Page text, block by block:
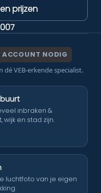
prijzen
ACCOUNT NODIG
VEB-erkende specialist.
inbraken &
wijk en stad zijn.
luchtfoto van je eigen